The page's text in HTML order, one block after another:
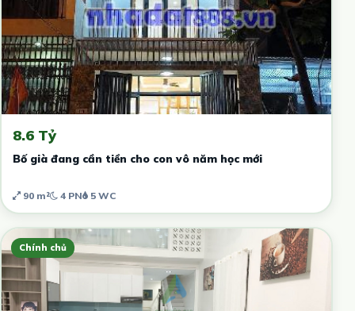
8.6 Tỷ
Bố già đang cần tiền cho con vô năm học mới
90 m² 4 PN 5 WC
Chính chủ